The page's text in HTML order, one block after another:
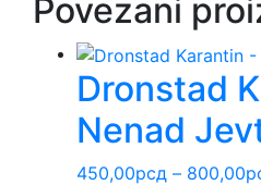
Povezani
Dronstad
Nenad
450,00рсд – 800,00